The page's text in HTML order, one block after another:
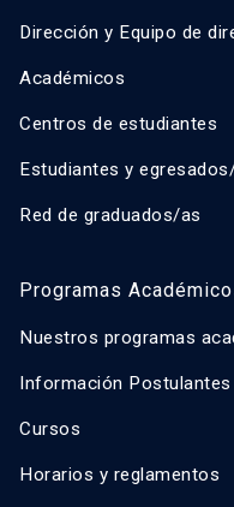
Dirección y Equipo de
Académicos
Centros de estudiantes
Estudiantes y
Red de graduados/as
Programas
Nuestros programas
Información
Cursos
Horarios y reglamentos